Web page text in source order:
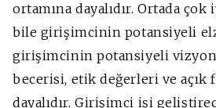
ortamına dayalıdır. Ortada
bile girişimcinin potansiyeli
girişimcinin potansiyeli
becerisi, etik değerleri ve
dayalıdır. Girişimci işi